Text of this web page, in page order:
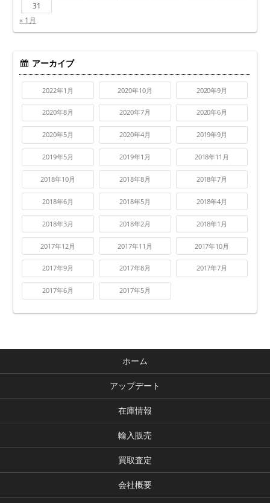
31
« 1月
アーカイブ
2022年1月 2020年10月 2020年9月
2020年8月 2020年7月 2020年6月
2020年5月 2020年4月 2019年9月
2019年5月 2019年1月 2018年11月
2018年10月 2018年8月 2018年7月
2018年6月 2018年5月 2018年4月
2018年3月 2018年2月 2018年1月
2017年12月 2017年11月 2017年10月
2017年9月 2017年8月 2017年7月
2017年6月 2017年5月
ホーム
アップデート
在庫情報
輸入販売
買取査定
会社概要